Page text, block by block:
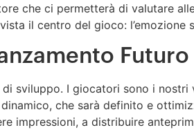
che ci permetterà di valutare
il centro del gioco: l’emozione
Futuro
sviluppo. I giocatori sono i
che sarà definito e
impressioni, a distribuire